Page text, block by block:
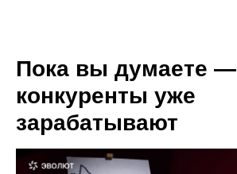
Пока вы думаете —
конкуренты уже
зарабатывают